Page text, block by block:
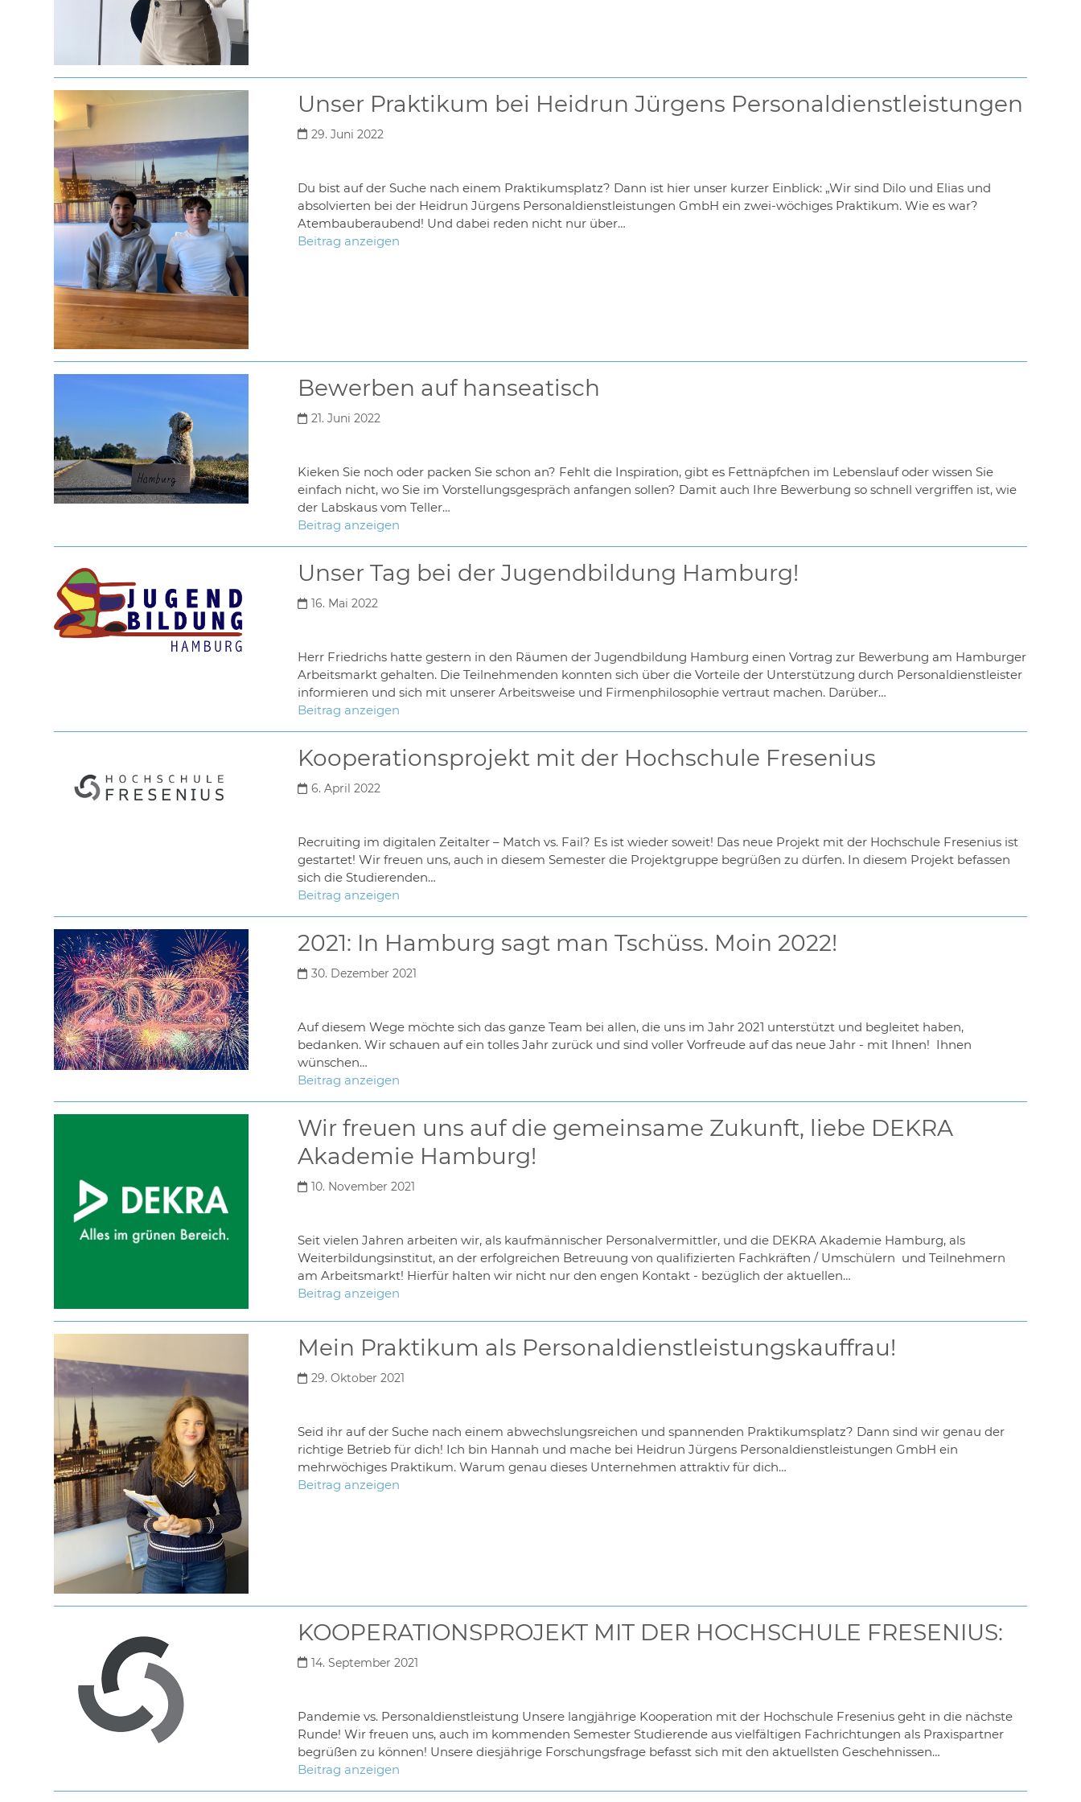
Unser Praktikum bei Heidrun Jürgens Personaldienstleistungen
29. Juni 2022
Du bist auf der Suche nach einem Praktikumsplatz? Dann ist hier unser kurzer Einblick: „Wir sind Dilo und Elias und
absolvierten bei der Heidrun Jürgens Personaldienstleistungen GmbH ein zwei-wöchiges Praktikum. Wie es war?
Atembauberaubend! Und dabei reden nicht nur über…
Beitrag anzeigen
Bewerben auf hanseatisch
21. Juni 2022
Kieken Sie noch oder packen Sie schon an? Fehlt die Inspiration, gibt es Fettnäpfchen im Lebenslauf oder wissen Sie
einfach nicht, wo Sie im Vorstellungsgespräch anfangen sollen? Damit auch Ihre Bewerbung so schnell vergriffen ist, wie
der Labskaus vom Teller…
Beitrag anzeigen
Unser Tag bei der Jugendbildung Hamburg!
16. Mai 2022
Herr Friedrichs hatte gestern in den Räumen der Jugendbildung Hamburg einen Vortrag zur Bewerbung am Hamburger
Arbeitsmarkt gehalten. Die Teilnehmenden konnten sich über die Vorteile der Unterstützung durch Personaldienstleister
informieren und sich mit unserer Arbeitsweise und Firmenphilosophie vertraut machen. Darüber…
Beitrag anzeigen
Kooperationsprojekt mit der Hochschule Fresenius
6. April 2022
Recruiting im digitalen Zeitalter – Match vs. Fail? Es ist wieder soweit! Das neue Projekt mit der Hochschule Fresenius ist
gestartet! Wir freuen uns, auch in diesem Semester die Projektgruppe begrüßen zu dürfen. In diesem Projekt befassen
sich die Studierenden…
Beitrag anzeigen
2021: In Hamburg sagt man Tschüss. Moin 2022!
30. Dezember 2021
Auf diesem Wege möchte sich das ganze Team bei allen, die uns im Jahr 2021 unterstützt und begleitet haben,
bedanken. Wir schauen auf ein tolles Jahr zurück und sind voller Vorfreude auf das neue Jahr - mit Ihnen! Ihnen
wünschen…
Beitrag anzeigen
Wir freuen uns auf die gemeinsame Zukunft, liebe DEKRA
Akademie Hamburg!
10. November 2021
Seit vielen Jahren arbeiten wir, als kaufmännischer Personalvermittler, und die DEKRA Akademie Hamburg, als
Weiterbildungsinstitut, an der erfolgreichen Betreuung von qualifizierten Fachkräften / Umschülern und Teilnehmern
am Arbeitsmarkt! Hierfür halten wir nicht nur den engen Kontakt - bezüglich der aktuellen…
Beitrag anzeigen
Mein Praktikum als Personaldienstleistungskauffrau!
29. Oktober 2021
Seid ihr auf der Suche nach einem abwechslungsreichen und spannenden Praktikumsplatz? Dann sind wir genau der
richtige Betrieb für dich! Ich bin Hannah und mache bei Heidrun Jürgens Personaldienstleistungen GmbH ein
mehrwöchiges Praktikum. Warum genau dieses Unternehmen attraktiv für dich…
Beitrag anzeigen
KOOPERATIONSPROJEKT MIT DER HOCHSCHULE FRESENIUS:
14. September 2021
Pandemie vs. Personaldienstleistung Unsere langjährige Kooperation mit der Hochschule Fresenius geht in die nächste
Runde! Wir freuen uns, auch im kommenden Semester Studierende aus vielfältigen Fachrichtungen als Praxispartner
begrüßen zu können! Unsere diesjährige Forschungsfrage befasst sich mit den aktuellsten Geschehnissen…
Beitrag anzeigen